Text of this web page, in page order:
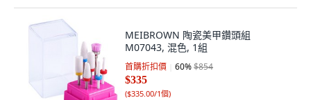
MEIBROWN 陶瓷美甲鑽頭組
M07043, 混色, 1組
首購折扣價 60%$854
$335
($335.00/1個)